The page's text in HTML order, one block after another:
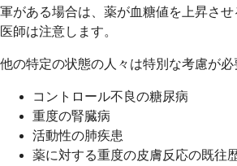
軍がある場合は、薬が血糖値を上昇させ
医師は注意します。
他の特定の状態の人々は特別な考慮が必
コントロール不良の糖尿病
重度の腎臓病
活動性の肺疾患
薬に対する重度の皮膚反応の既往